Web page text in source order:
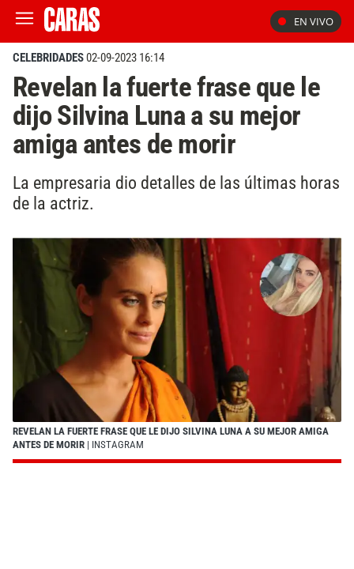
EN VIVO
CELEBRIDADES02-09-2023 16:14
Revelan la fuerte frase que le
dijo Silvina Luna a su mejor
amiga antes de morir
La empresaria dio detalles de las últimas horas
de la actriz.
REVELAN LA FUERTE FRASE QUE LE DIJO SILVINA LUNA A SU MEJOR AMIGA
ANTES DE MORIR | INSTAGRAM